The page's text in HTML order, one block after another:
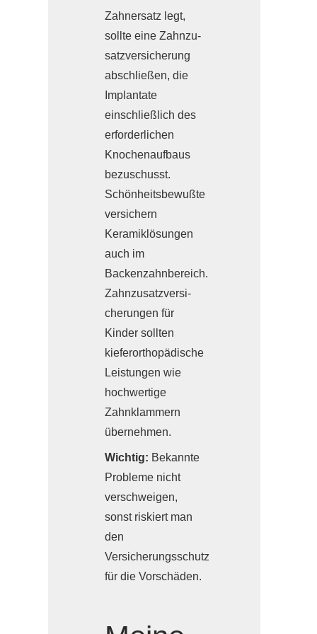
Zahnersatz legt,
sollte eine Zahn­zu­
satz­ver­si­che­rung
abschließen, die
Implantate
einschließlich des
erforderlichen
Knochenaufbaus
bezuschusst.
Schönheitsbewußte
ver­sichern
Keramiklösungen
auch im
Backenzahnbereich.
Zahn­zu­satz­ver­si­
che­rungen für
Kinder sollten
kieferorthopädische
Leistungen wie
hochwertige
Zahnklammern
übernehmen.
Wichtig: Bekannte
Probleme nicht
verschweigen,
sonst riskiert man
den
Versicherungsschutz
für die Vorschäden.